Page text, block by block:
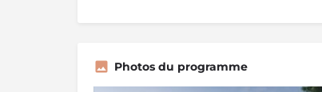
Photos du programme